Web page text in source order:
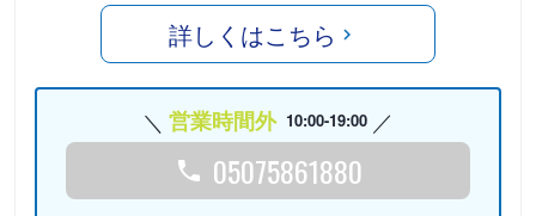
詳しくはこちら
営業時間外 10:00-19:00
05075861880